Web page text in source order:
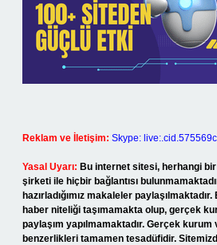
Reklam ve İletişim: Skype:
Yasal Uyarı: Bu internet sitesi, herhangi
şirketi ile hiçbir bağlantısı
hazırladığımız makaleler
haber niteliği taşımamakta olup, gerçek
paylaşım yapılmamaktadır. Gerçek
benzerlikleri tamamen tesadüfidir.